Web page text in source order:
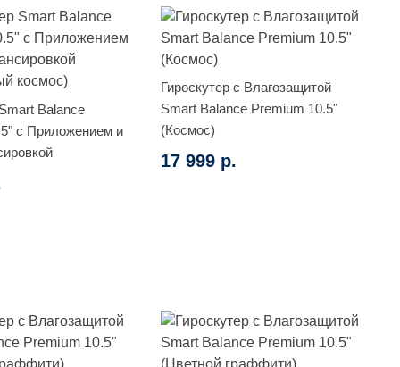
Balance
с Приложением и
космос)
Гироскутер с Влагозащитой
Smart Balance Premium 10.5"
(Космос)
17 999 р.